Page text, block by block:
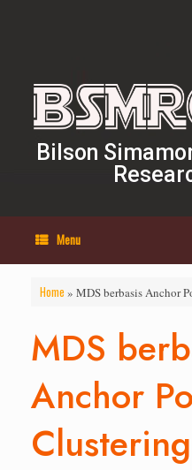
Bilson
Menu
Home » MDS berbasis Anchor
MDS
Anchor